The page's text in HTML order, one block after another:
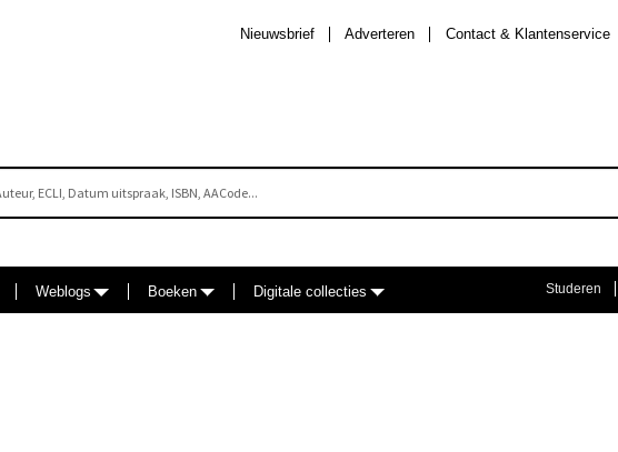
Contact & Klantenservice
Adverteren
Nieuwsbrief
Weblogs Boeken Digitale collecties Studeren